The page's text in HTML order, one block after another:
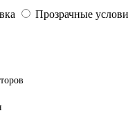
Прозрачные